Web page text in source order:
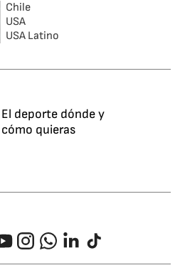
Chile
USA
USA Latino
El deporte dónde y
cómo quieras
InstagramWhatsappLinkedIn
TikTok